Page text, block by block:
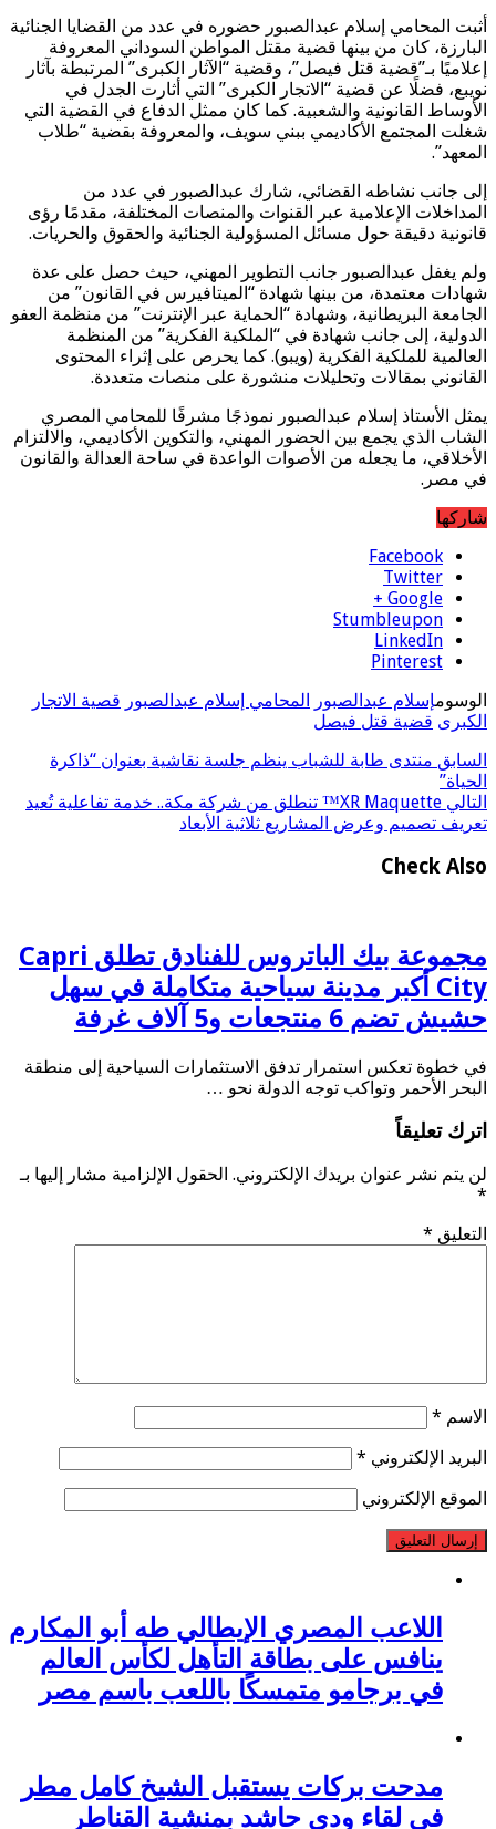
أثبت المحامي إسلام عبدالصبور حضوره في عدد من القضايا الجنائية
البارزة، كان من بينها قضية مقتل المواطن السوداني المعروفة
إعلاميًا بـ”قضية قتل فيصل”، وقضية “الآثار الكبرى” المرتبطة بآثار
نويبع، فضلًا عن قضية “الاتجار الكبرى” التي أثارت الجدل في
الأوساط القانونية والشعبية. كما كان ممثل الدفاع في القضية التي
شغلت المجتمع الأكاديمي ببني سويف، والمعروفة بقضية “طلاب
المعهد”.
إلى جانب نشاطه القضائي، شارك عبدالصبور في عدد من
المداخلات الإعلامية عبر القنوات والمنصات المختلفة، مقدمًا رؤى
قانونية دقيقة حول مسائل المسؤولية الجنائية والحقوق والحريات.
ولم يغفل عبدالصبور جانب التطوير المهني، حيث حصل على عدة
شهادات معتمدة، من بينها شهادة “الميتافيرس في القانون” من
الجامعة البريطانية، وشهادة “الحماية عبر الإنترنت” من منظمة العفو
الدولية، إلى جانب شهادة في “الملكية الفكرية” من المنظمة
العالمية للملكية الفكرية (ويبو). كما يحرص على إثراء المحتوى
القانوني بمقالات وتحليلات منشورة على منصات متعددة.
يمثل الأستاذ إسلام عبدالصبور نموذجًا مشرفًا للمحامي المصري
الشاب الذي يجمع بين الحضور المهني، والتكوين الأكاديمي، والالتزام
الأخلاقي، ما يجعله من الأصوات الواعدة في ساحة العدالة والقانون
في مصر.
شاركها
Facebook
Twitter
Google +
Stumbleupon
LinkedIn
Pinterest
الوسومإسلام عبدالصبور المحامي إسلام عبدالصبور قصية الاتجار
الكبرى قضية قتل فيصل
السابق منتدى طابة للشباب ينظم جلسة نقاشية بعنوان “ذاكرة
الحياة”
التالي
XR Maquette™ تنطلق من شركة مكة.. خدمة تفاعلية تُعيد
تعريف تصميم وعرض المشاريع ثلاثية الأبعاد
Check Also
مجموعة بيك الباتروس للفنادق تطلق Capri
City أكبر مدينة سياحية متكاملة في سهل
حشيش تضم 6 منتجعات و5 آلاف غرفة
في خطوة تعكس استمرار تدفق الاستثمارات السياحية إلى منطقة
البحر الأحمر وتواكب توجه الدولة نحو …
اترك تعليقاً
لن يتم نشر عنوان بريدك الإلكتروني. الحقول الإلزامية مشار إليها بـ
*
التعليق *
الاسم *
البريد الإلكتروني *
الموقع الإلكتروني
اللاعب المصري الإيطالي طه أبو المكارم
ينافس على بطاقة التأهل لكأس العالم
في برجامو متمسكًا باللعب باسم مصر
مدحت بركات يستقبل الشيخ كامل مطر
في لقاء ودي حاشد بمنشية القناطر